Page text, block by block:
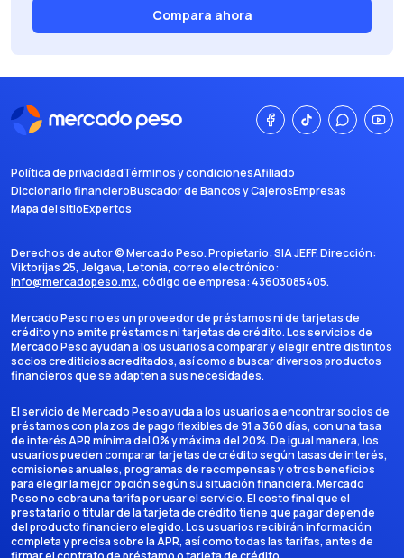
Compara ahora
Política de privacidadTérminos y condicionesAfiliado
Diccionario financieroBuscador de Bancos y CajerosEmpresas
Mapa del sitioExpertos
Derechos de autor ©Mercado Peso. Propietario:SIA JEFF. Dirección:
Viktorijas 25, Jelgava, Letonia, correo electrónico:
info@mercadopeso.mx, código de empresa: 43603085405.
Mercado Peso no es un proveedor de préstamos ni de tarjetas de
crédito y no emite préstamos ni tarjetas de crédito. Los servicios de
Mercado Peso ayudan a los usuarios a comparar y elegir entre distintos
socios crediticios acreditados, así como a buscar diversos productos
financieros que se adapten a sus necesidades.
El servicio de Mercado Peso ayuda a los usuarios a encontrar socios de
préstamos con plazos de pago flexibles de 91 a 360 días, con una tasa
de interés APR mínima del 0% y máxima del 20%. De igual manera, los
usuarios pueden comparar tarjetas de crédito según tasas de interés,
comisiones anuales, programas de recompensas y otros beneficios
para elegir la mejor opción según su situación financiera. Mercado
Peso no cobra una tarifa por usar el servicio. El costo final que el
prestatario o titular de la tarjeta de crédito tiene que pagar depende
del producto financiero elegido. Los usuarios recibirán información
completa y precisa sobre la APR, así como todas las tarifas, antes de